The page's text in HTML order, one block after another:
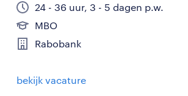
24 - 36 uur, 3 - 5 dagen p.w.
MBO
Rabobank
bekijk vacature